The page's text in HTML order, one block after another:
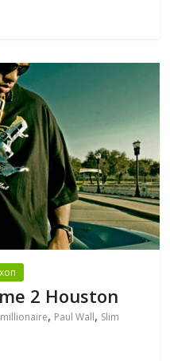
2 Houston
, Paul Wall, Slim